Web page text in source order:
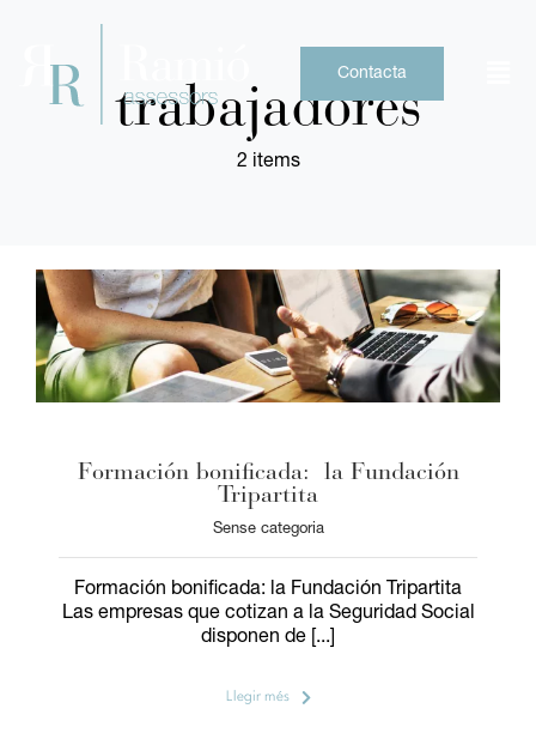
Contacta
trabajadores
2 items
Formación bonificada: la Fundación
Tripartita
Sense categoria
Formación bonificada: la Fundación Tripartita
Las empresas que cotizan a la Seguridad Social
disponen de [...]
Llegir més